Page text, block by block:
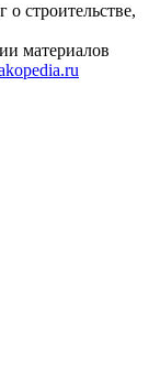
о строительстве,
материалов